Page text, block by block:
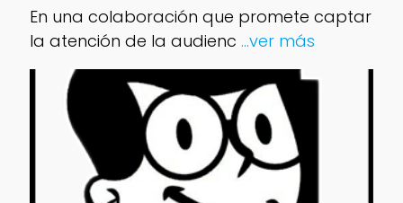
En una colaboración que promete captar
la atención de la audienc ...ver más